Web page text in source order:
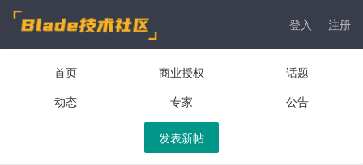
登入 注册
首页 商业授权
话题
动态
专家 公告
发表新帖